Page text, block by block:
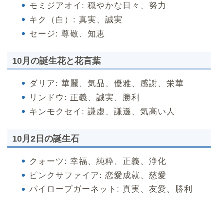
モミジアオイ: 穏やかな日々、努力
キク（白）: 真実、誠実
セージ: 尊敬、知恵
10月の誕生花と花言葉
ダリア: 華麗、気品、優雅、感謝、栄華
リンドウ: 正義、誠実、勝利
キンモクセイ: 謙虚、謙遜、気高い人
10月2日の誕生石
クォーツ: 幸福、純粋、正義、浄化
ピンクサファイア: 恋愛成就、慈愛
パイロープガーネット: 真実、友愛、勝利